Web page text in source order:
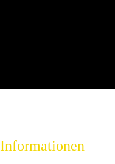
Informationen